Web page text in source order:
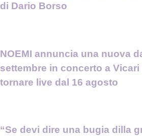
di Dario Borso
NOEMI annuncia una nuova
settembre in concerto a Vicari
tornare live dal 16 agosto
“Se devi dire una bugia dilla